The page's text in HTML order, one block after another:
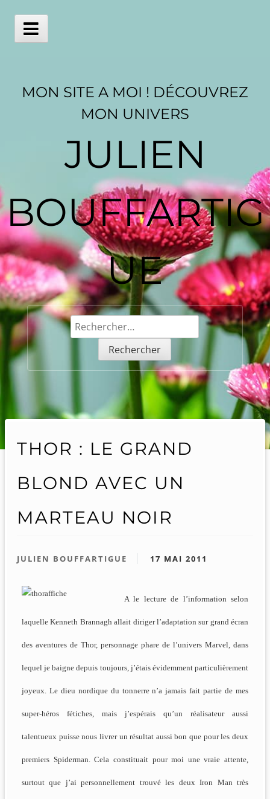
contentMain
MON SITE A MOI ! DÉCOUVREZ
MON UNIVERS
JULIEN
BOUFFARTIG
UE
Rechercher :
THOR : LE GRAND
BLOND AVEC UN
MARTEAU NOIR
JULIEN BOUFFARTIGUE 17 MAI 2011
A le lecture de l’information selon
laquelle Kenneth Brannagh allait diriger l’adaptation sur grand écran
des aventures de Thor, personnage phare de l’univers Marvel, dans
lequel je baigne depuis toujours, j’étais évidemment particulièrement
joyeux. Le dieu nordique du tonnerre n’a jamais fait partie de mes
super-héros fétiches, mais j’espérais qu’un réalisateur aussi
talentueux puisse nous livrer un résultat aussi bon que pour les deux
premiers Spiderman. Cela constituait pour moi une vraie attente,
surtout que j’ai personnellement trouvé les deux Iron Man très